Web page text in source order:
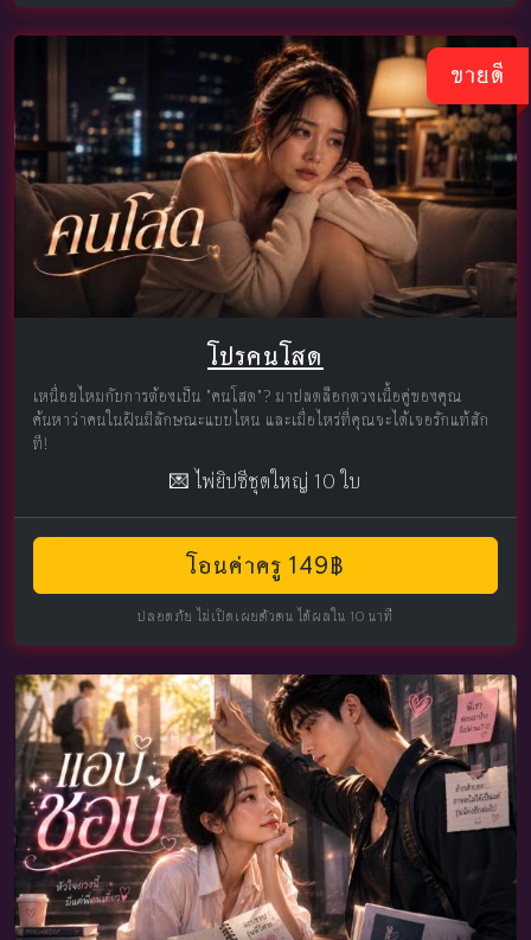
ขายดี
โปรคนโสด
เหนื่อยไหมกับการต้องเป็น "คนโสด"? มาปลดล็อกดวงเนื้อคู่ของคุณ
ค้นหาว่าคนในฝันมีลักษณะแบบไหน และเมื่อไหร่ที่คุณจะได้เจอรักแท้สัก
ที!
💌 ไพ่ยิปซีชุดใหญ่ 10 ใบ
โอนค่าครู 149฿
ปลอดภัย ไม่เปิดเผยตัวตน ได้ผลใน 10 นาที